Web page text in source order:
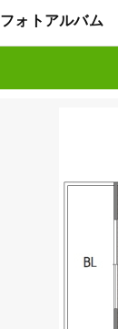
フォトアルバム